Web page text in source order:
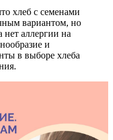
хлеб с семенами
вариантом, но
нет аллергии на
и
в выборе хлеба